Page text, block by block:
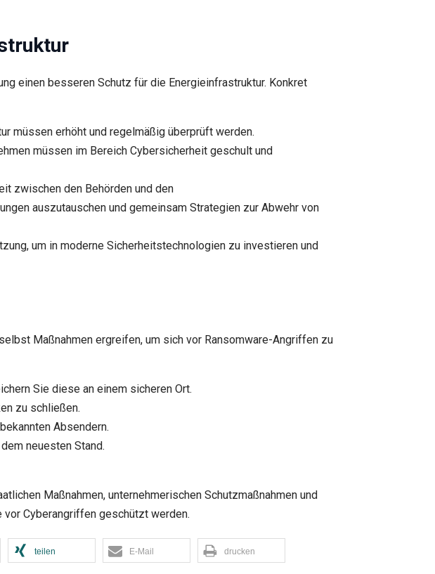
einen besseren Schutz für die Energieinfrastruktur. Konkret
müssen erhöht und regelmäßig überprüft werden.
müssen im Bereich Cybersicherheit geschult und
zwischen den Behörden und den
auszutauschen und gemeinsam Strategien zur Abwehr von
um in moderne Sicherheitstechnologien zu investieren und
Maßnahmen ergreifen, um sich vor Ransomware-Angriffen zu
Sie diese an einem sicheren Ort.
zu schließen.
Absendern.
neuesten Stand.
Maßnahmen, unternehmerischen Schutzmaßnahmen und
Cyberangriffen geschützt werden.
teilen E-Mail drucken